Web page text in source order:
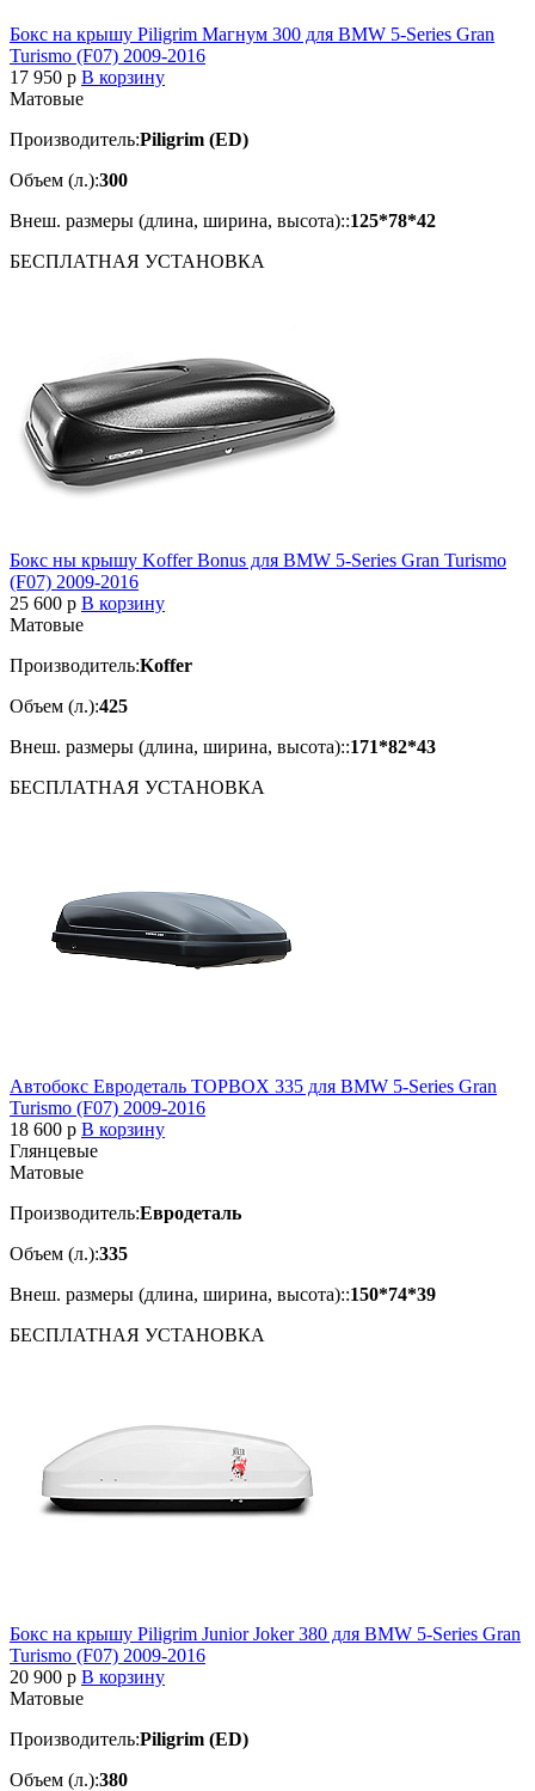
Бокс на крышу Piligrim Магнум 300 для BMW 5-Series Gran
Turismo (F07) 2009-2016
17 950 p В корзину
Матовые
Производитель:Piligrim (ED)
Объем (л.):300
Внеш. размеры (длина, ширина, высота)::125*78*42
БЕСПЛАТНАЯ УСТАНОВКА
Бокс ны крышу Koffer Bonus для BMW 5-Series Gran Turismo
(F07) 2009-2016
25 600 p В корзину
Матовые
Производитель:Koffer
Объем (л.):425
Внеш. размеры (длина, ширина, высота)::171*82*43
БЕСПЛАТНАЯ УСТАНОВКА
Автобокс Евродеталь TOPBOX 335 для BMW 5-Series Gran
Turismo (F07) 2009-2016
18 600 p В корзину
Глянцевые
Матовые
Производитель:Евродеталь
Объем (л.):335
Внеш. размеры (длина, ширина, высота)::150*74*39
БЕСПЛАТНАЯ УСТАНОВКА
Бокс на крышу Piligrim Junior Joker 380 для BMW 5-Series Gran
Turismo (F07) 2009-2016
20 900 p В корзину
Матовые
Производитель:Piligrim (ED)
Объем (л.):380